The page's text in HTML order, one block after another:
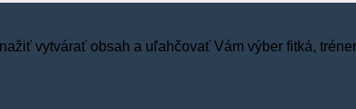
vytvárať obsah a uľahčovať Vám výber fitká,